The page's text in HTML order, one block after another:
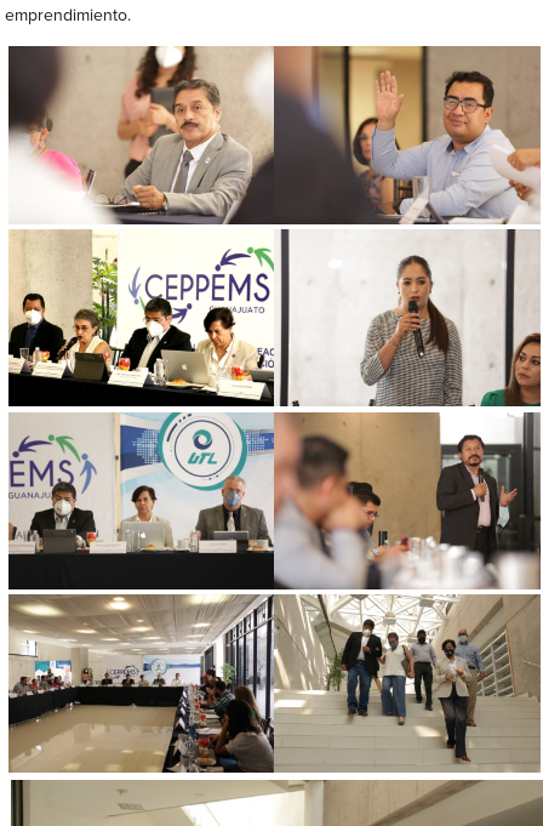
emprendimiento.